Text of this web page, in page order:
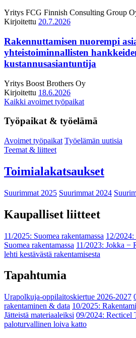
Yritys FCG Finnish Consulting Group
Kirjoitettu 20.7.2026
Rakennuttamisen nuorempi
yhteistoiminnallisten
kustannusasiantuntija
Yritys Boost Brothers Oy
Kirjoitettu 18.6.2026
Kaikki avoimet työpaikat
Työpaikat & työelämä
Avoimet työpaikat Työelämän uutisia
Teemat & liitteet
Toimialakatsaukset
Suurimmat 2025 Suurimmat 2024
Kaupalliset liitteet
11/2025: Suomea rakentamassa 12/
Suomea rakentamassa 11/2023: Jokka −
lehti kestävästä rakentamisesta
Tapahtumia
Urapolkuja-oppilaitoskiertue 2026-2027
rakentaminen & data 10/2025:
Jätteistä materiaaleiksi 09/2024: Recticel
paloturvallinen loiva katto